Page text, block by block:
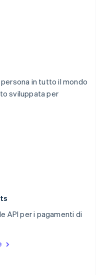
in tutto il mondo
sviluppata per
API per i pagamenti di